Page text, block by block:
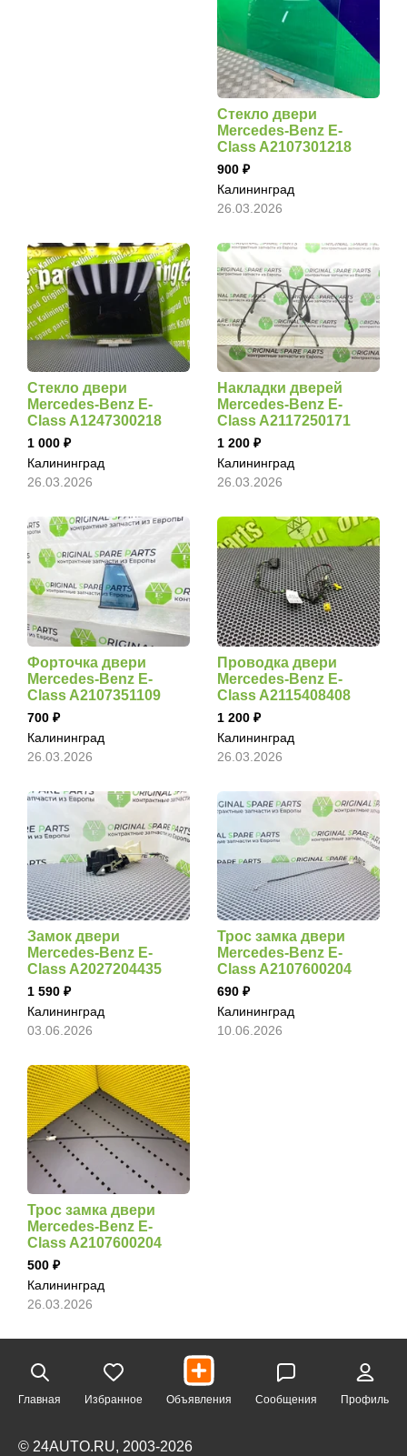
Стекло двери
Mercedes-Benz E-
Class A2107301218
900
Калининград
26.03.2026
Стекло двери
Mercedes-Benz E-
Class A1247300218
1 000
Калининград
26.03.2026
Накладки дверей
Mercedes-Benz E-
Class A2117250171
1 200
Калининград
26.03.2026
Форточка двери
Mercedes-Benz E-
Class A2107351109
700
Калининград
26.03.2026
Проводка двери
Mercedes-Benz E-
Class A2115408408
1 200
Калининград
26.03.2026
Замок двери
Mercedes-Benz E-
Class A2027204435
1 590
Калининград
03.06.2026
Трос замка двери
Mercedes-Benz E-
Class A2107600204
690
Калининград
10.06.2026
Трос замка двери
Mercedes-Benz E-
Class A2107600204
500
Калининград
26.03.2026
Главная Избранное Объявления Сообщения Профиль
© 24AUTO.RU, 2003-2026